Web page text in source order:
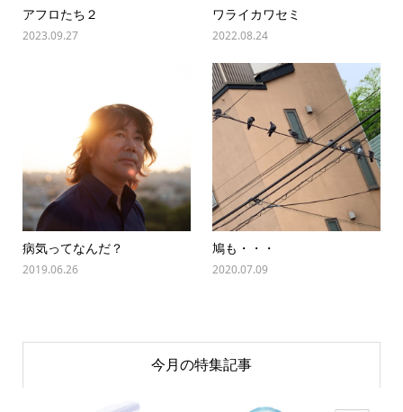
アフロたち２
2023.09.27
ワライカワセミ
2022.08.24
病気ってなんだ？
2019.06.26
鳩も・・・
2020.07.09
今月の特集記事